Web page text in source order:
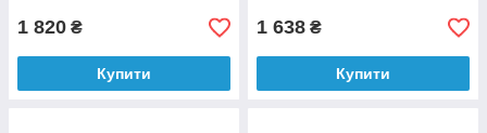
1 820 ₴
Купити
1 638 ₴
Купити